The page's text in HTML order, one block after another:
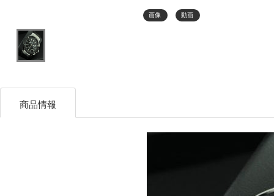
画像 動画
商品情報